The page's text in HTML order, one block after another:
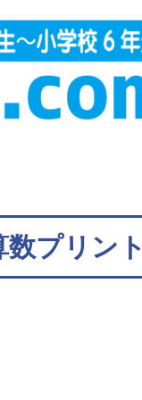
プリント